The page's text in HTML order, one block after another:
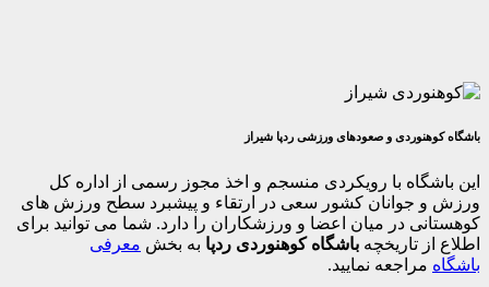
و صعودهای ورزشی ردپا شیراز
با رویکردی منسجم و اخذ مجوز رسمی از اداره کل
کشور سعی در ارتقاء و پیشبرد سطح ورزش های
در میان اعضا و ورزشکاران را دارد. شما می توانید برای
تاریخچه باشگاه کوهنوردی ردپابه بخش معرفی
نمایید.